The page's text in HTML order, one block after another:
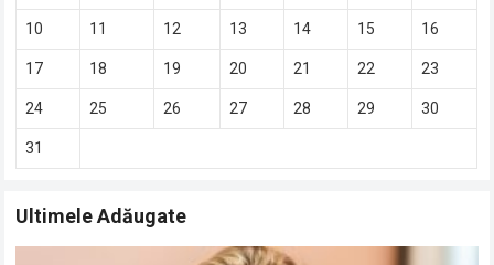
10 11 12 13 14 15 16
17 18 19 20 21 22 23
24 25 26 27 28 29 30
31
Ultimele Adăugate